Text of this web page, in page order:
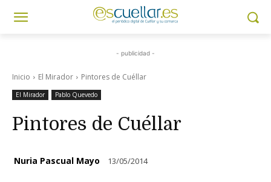
- publicidad -
Inicio El Mirador Pintores de Cuéllar
El Mirador Pablo Quevedo
Pintores de Cuéllar
Nuria Pascual Mayo 13/05/2014